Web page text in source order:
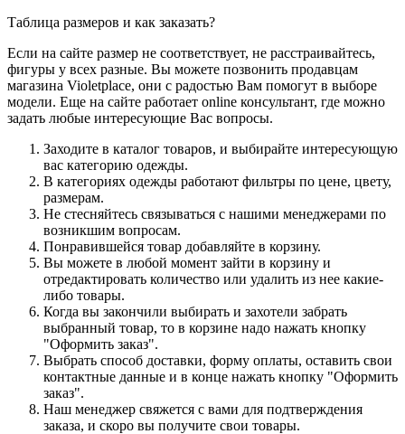
Таблица размеров и как заказать?
Если на сайте размер не соответствует, не расстраивайтесь,
фигуры у всех разные. Вы можете позвонить продавцам
магазина Violetplace, они с радостью Вам помогут в выборе
модели. Еще на сайте работает online консультант, где можно
задать любые интересующие Вас вопросы.
Заходите в каталог товаров, и выбирайте интересующую
вас категорию одежды.
В категориях одежды работают фильтры по цене, цвету,
размерам.
Не стесняйтесь связываться с нашими менеджерами по
возникшим вопросам.
Понравившейся товар добавляйте в корзину.
Вы можете в любой момент зайти в корзину и
отредактировать количество или удалить из нее какие-
либо товары.
Когда вы закончили выбирать и захотели забрать
выбранный товар, то в корзине надо нажать кнопку
"Оформить заказ".
Выбрать способ доставки, форму оплаты, оставить свои
контактные данные и в конце нажать кнопку "Оформить
заказ".
Наш менеджер свяжется с вами для подтверждения
заказа, и скоро вы получите свои товары.